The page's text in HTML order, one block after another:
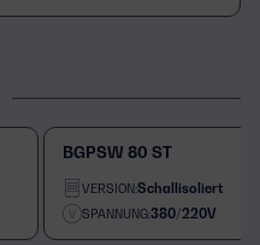
BGPSW 80 ST
VERSION:Schallisoliert
SPANNUNG:380/220V